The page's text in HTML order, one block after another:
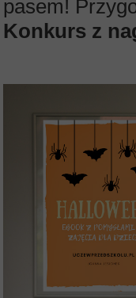
pasem!
Konkurs z